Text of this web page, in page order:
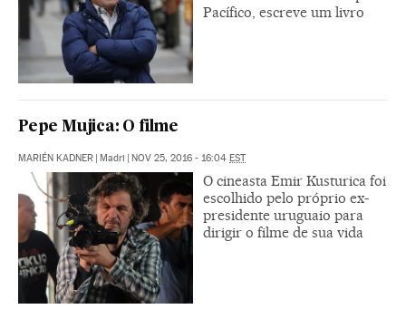
Pacífico, escreve um livro
Pepe Mujica: O filme
MARIÉN KADNER Madri NOV 25, 2016 - 16:04 EST
O cineasta Emir Kusturica foi
escolhido pelo próprio ex-
presidente uruguaio para
dirigir o filme de sua vida